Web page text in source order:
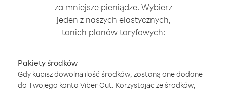
za mniejsze pieniądze. Wybierz
jeden z naszych elastycznych,
tanich planów taryfowych:
Pakiety środków
Gdy kupisz dowolną ilość środków, zostaną one dodane
do Twojego konta Viber Out. Korzystając ze środków,